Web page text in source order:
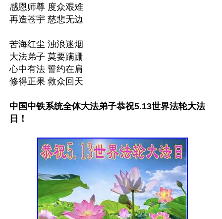
感恩师尊 度众艰难
再造苍宇 慈悲无边
苦海红尘 浊浪迷烟
大法弟子 莫要蹒跚
心中有法 誓约在肩
修得正果 救众回天
中国中铁系统全体大法弟子恭祝5.13世界法轮大法
日！